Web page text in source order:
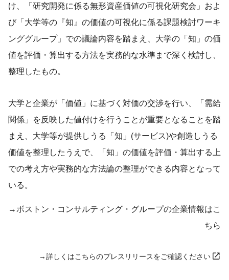
け、「研究開発に係る無形資産価値の可視化研究会」およ
び「大学等の『知』の価値の可視化に係る課題検討ワーキ
ンググループ」での議論内容を踏まえ、大学の「知」の価
値を評価・算出する方法を実務的な水準まで深く検討し、
整理したもの。
大学と企業が「価値」に基づく対価の交渉を行い、「需給
関係」を反映した値付けを行うことが重要となることを踏
まえ、大学等が提供しうる「知」(サービス)や創造しうる
価値を整理したうえで、「知」の価値を評価・算出する上
での考え方や実務的な方法論の整理ができる内容となって
いる。
→ボストン・コンサルティング・グループの企業情報はこ
ちら
→詳しくはこちらのプレスリリースをご確認ください